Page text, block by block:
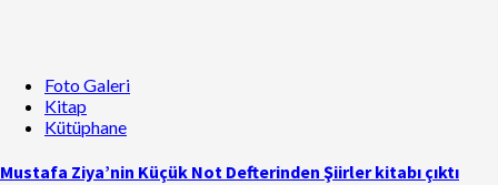
Foto Galeri
Kitap
Kütüphane
Mustafa Ziya’nin Küçük Not Defterinden Şiirler kitabı çıktı